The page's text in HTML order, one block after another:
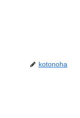
kotonoha